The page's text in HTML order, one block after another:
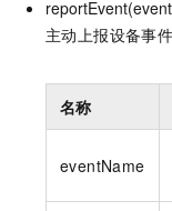
主动上报设备事件
名称
eventName